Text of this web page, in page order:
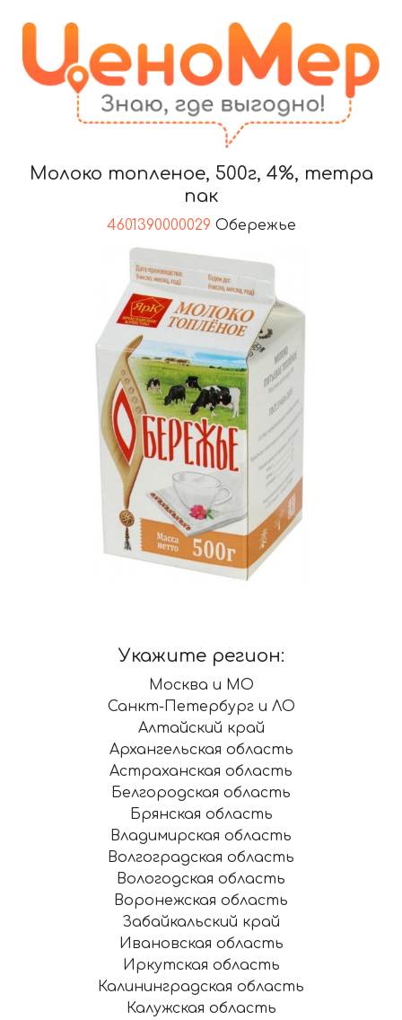
Молоко топленое, 500г, 4%, тетра
пак
4601390000029 Обережье
Укажите регион:
Москва и МО
Санкт-Петербург и ЛО
Алтайский край
Архангельская область
Астраханская область
Белгородская область
Брянская область
Владимирская область
Волгоградская область
Вологодская область
Воронежская область
Забайкальский край
Ивановская область
Иркутская область
Калининградская область
Калужская область